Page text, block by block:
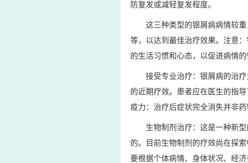
防复发或减轻复发程度。
这三种类型的银屑病病情较
等，以达到最佳治疗效果。注意
的生活习惯和心态，以促进病情
接受专业治疗：银屑病的治
的近期疗效。患者应在医生的指
疫力：治疗后症状完全消失并非
生物制剂治疗：这是一种新
的。目前生物制剂的疗效尚在探
要根据个体病情、身体状况、经